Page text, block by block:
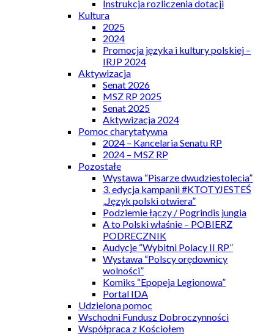
Instrukcja rozliczenia dotacji
Kultura
2025
2024
Promocja języka i kultury polskiej –
IRJP 2024
Aktywizacja
Senat 2026
MSZ RP 2025
Senat 2025
Aktywizacja 2024
Pomoc charytatywna
2024 – Kancelaria Senatu RP
2024 – MSZ RP
Pozostałe
Wystawa “Pisarze dwudziestolecia”
3. edycja kampanii #KTOTYJESTEŚ
„Język polski otwiera”
Podziemie łączy / Pogrindis jungia
A to Polski właśnie – POBIERZ
PODRECZNIK
Audycje “Wybitni Polacy II RP”
Wystawa “Polscy orędownicy
wolności”
Komiks “Epopeja Legionowa”
Portal IDA
Udzielona pomoc
Wschodni Fundusz Dobroczynności
Współpraca z Kościołem